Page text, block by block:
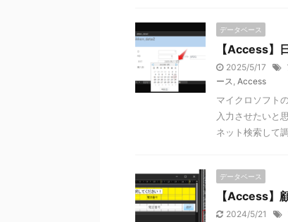
データベース
【Access】
2025/5/17
ース, Access
マイクロソフト
入力させたいと
ネット検索して
データベース
【Access】
2024/5/21